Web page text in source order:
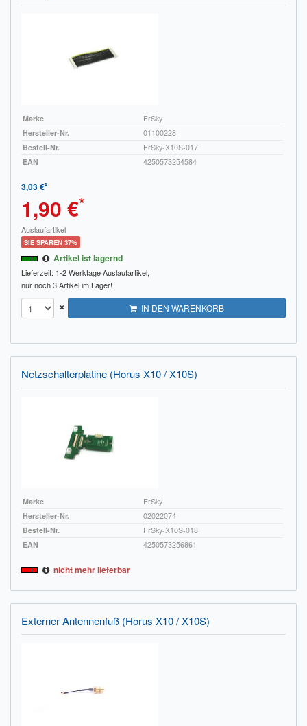
Marke
FrSky
Hersteller-Nr.
01100228
Bestell-Nr.
FrSky-X10S-017
EAN
4250573254584
3,03 €*
1,90 €*
Auslaufartikel
SIE SPAREN 37%
Artikel ist lagernd
Lieferzeit: 1-2 WerktageAuslaufartikel,
nur noch 3 Artikel im Lager!
× IN DEN WARENKORB
Netzschalterplatine (Horus X10 / X10S)
Marke
FrSky
Hersteller-Nr.
02022074
Bestell-Nr.
FrSky-X10S-018
EAN
4250573256861
nicht mehr lieferbar
Externer Antennenfuß (Horus X10 / X10S)